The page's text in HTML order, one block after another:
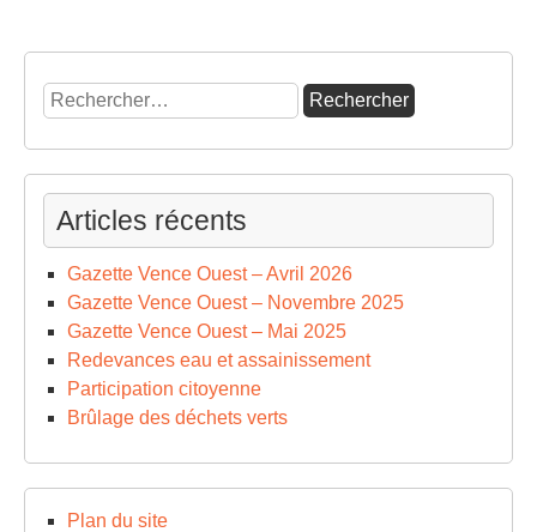
Rechercher :
Articles récents
Gazette Vence Ouest – Avril 2026
Gazette Vence Ouest – Novembre 2025
Gazette Vence Ouest – Mai 2025
Redevances eau et assainissement
Participation citoyenne
Brûlage des déchets verts
Plan du site